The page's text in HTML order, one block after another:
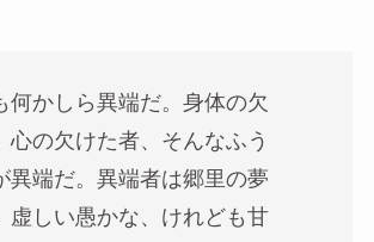
何かしら異端だ。身体の欠
心の欠けた者、そんなふう
異端だ。異端者は郷里の夢
虚しい愚かな、けれども甘